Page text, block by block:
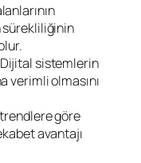
sürekliliğinin
Dijital sistemlerin
verimli olmasını
göre
avantajı